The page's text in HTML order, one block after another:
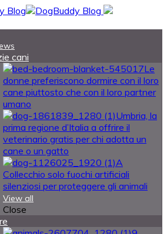
cani
Le
donne preferiscono dormire con il loro
cane piuttosto che con il loro partner
umano
Umbria, la
prima regione d’Italia a offrire il
veterinario gratis per chi adotta un
cane o un gatto
A
Collecchio solo fuochi artificiali
silenziosi per proteggere gli animali
View all
Close